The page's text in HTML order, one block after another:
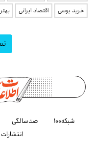
خرید یوسی
اقتصاد ایرانی
شبکه۱۰۰ صدسالگی
انتشارات